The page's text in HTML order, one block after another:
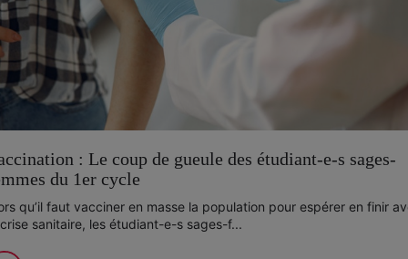
: Le coup de gueule des étudiant-e-s sages-
du 1er cycle
qu’il faut vacciner en masse la population pour espérer en finir
sanitaire, les étudiant-e-s sages-f...